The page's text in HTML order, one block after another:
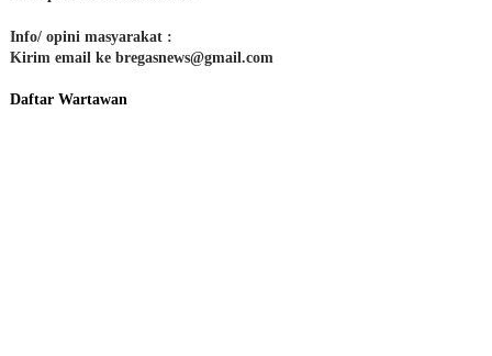
Info/ opini masyarakat :
Kirim email ke bregasnews@gmail.com
Daftar Wartawan